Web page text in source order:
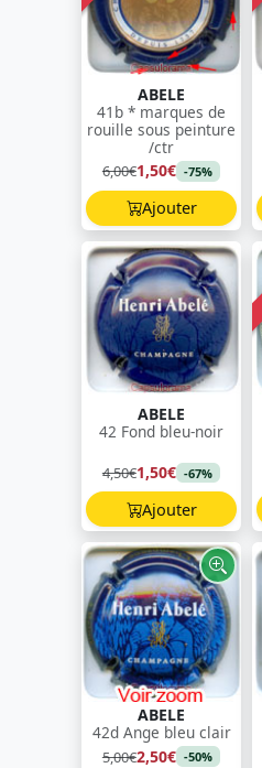
ABELE
41b * marques de
rouille sous peinture
/ctr
6,00€1,50€ -75%
Ajouter
ABELE
42 Fond bleu-noir
4,50€1,50€ -67%
Ajouter
ABELE
42d Ange bleu clair
5,00€2,50€ -50%